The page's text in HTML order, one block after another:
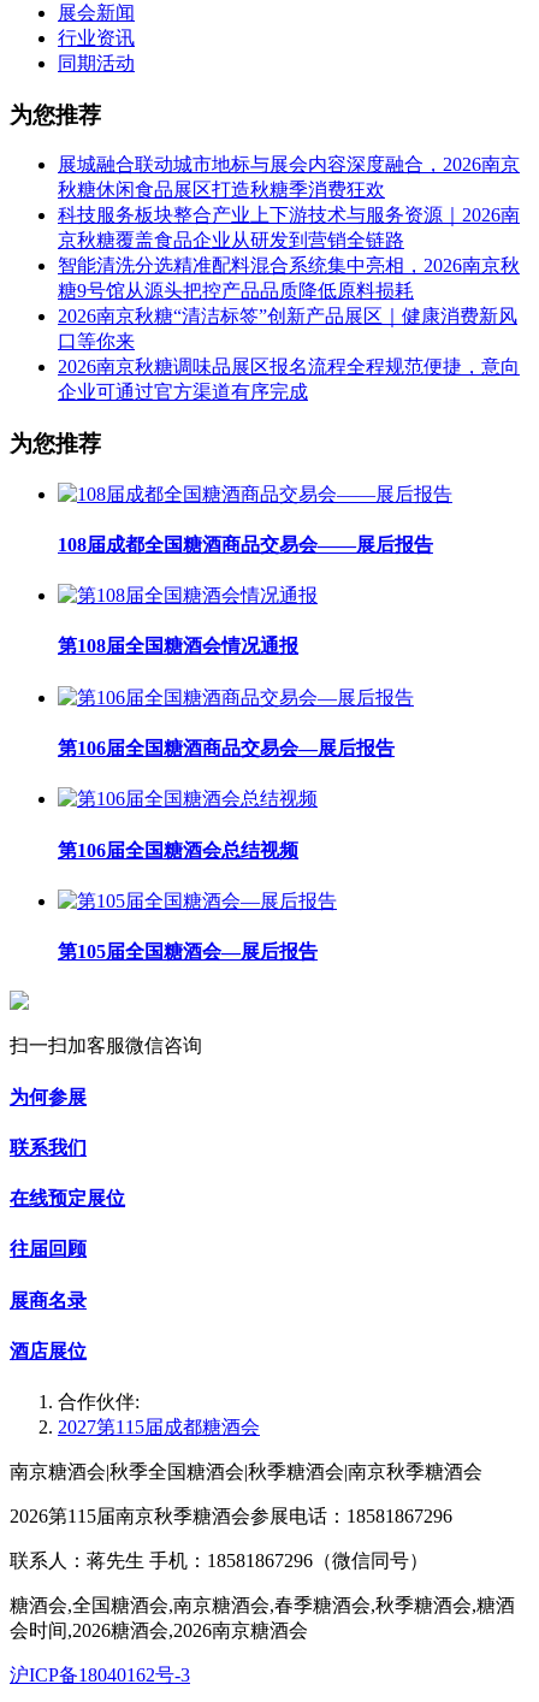
展会新闻
行业资讯
同期活动
为您推荐
展城融合联动城市地标与展会内容深度融合，2026南京
秋糖休闲食品展区打造秋糖季消费狂欢
科技服务板块整合产业上下游技术与服务资源｜2026南
京秋糖覆盖食品企业从研发到营销全链路
智能清洗分选精准配料混合系统集中亮相，2026南京秋
糖9号馆从源头把控产品品质降低原料损耗
2026南京秋糖“清洁标签”创新产品展区｜健康消费新风
口等你来
2026南京秋糖调味品展区报名流程全程规范便捷，意向
企业可通过官方渠道有序完成
为您推荐
108届成都全国糖酒商品交易会——展后报告
第108届全国糖酒会情况通报
第106届全国糖酒商品交易会—展后报告
第106届全国糖酒会总结视频
第105届全国糖酒会—展后报告
扫一扫加客服微信咨询
为何参展
联系我们
在线预定展位
往届回顾
展商名录
酒店展位
合作伙伴:
2027第115届成都糖酒会
南京糖酒会|秋季全国糖酒会|秋季糖酒会|南京秋季糖酒会
2026第115届南京秋季糖酒会参展电话：18581867296
联系人：蒋先生 手机：18581867296（微信同号）
糖酒会,全国糖酒会,南京糖酒会,春季糖酒会,秋季糖酒会,糖酒
会时间,2026糖酒会,2026南京糖酒会
沪ICP备18040162号-3